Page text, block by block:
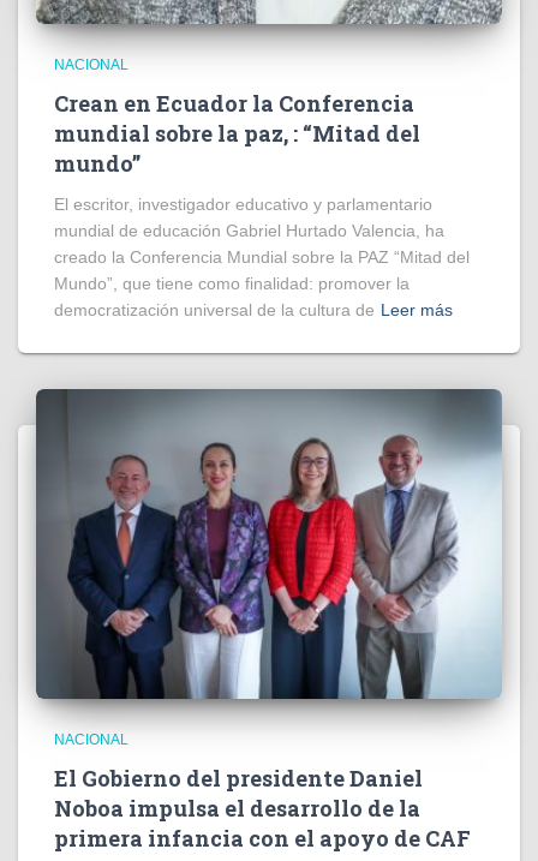
NACIONAL
Crean en Ecuador la Conferencia
mundial sobre la paz, : “Mitad del
mundo”
El escritor, investigador educativo y parlamentario
mundial de educación Gabriel Hurtado Valencia, ha
creado la Conferencia Mundial sobre la PAZ “Mitad del
Mundo”, que tiene como finalidad: promover la
democratización universal de la cultura de Leer más
NACIONAL
El Gobierno del presidente Daniel
Noboa impulsa el desarrollo de la
primera infancia con el apoyo de CAF